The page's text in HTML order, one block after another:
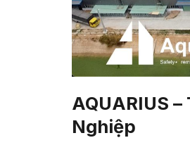
AQUARIUS
Nghiệp